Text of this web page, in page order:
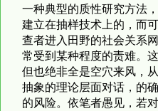
一种典型的质性研究方法
建立在抽样技术上的，而
查者进入田野的社会关系
常受到某种程度的责难。
但也绝非全是空穴来风，
抽象的理论层面对话，的
的风险。依笔者愚见，若